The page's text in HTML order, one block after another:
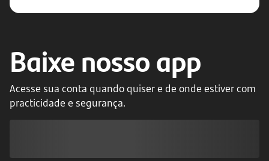
Baixe nosso app
Acesse sua conta quando quiser e de onde estiver com
practicidade e segurança.